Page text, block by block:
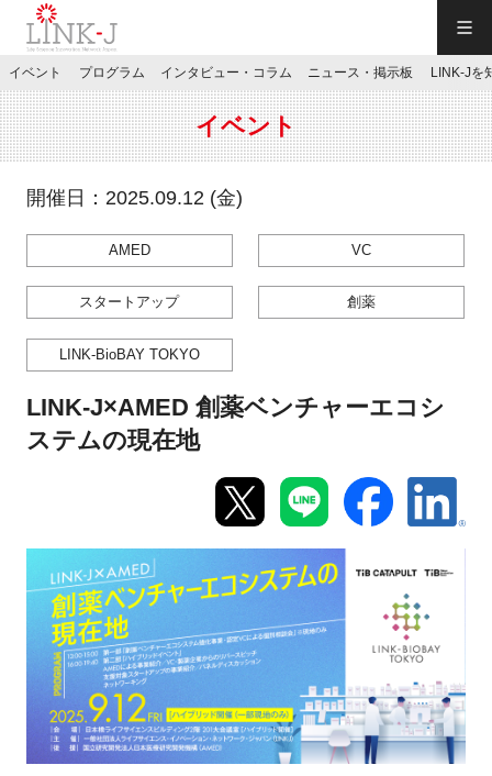
JP／EN
特別会員専用メニュー
お問い合わせ
イベント
プログラム
インタビュー・コラム
ニュース・掲示板
イベント プログラム インタビュー・コラム ニュース・掲示板 LINK-Jを
イベント
開催日：2025.09.12 (金)
AMED VC
スタートアップ 創薬
LINK-BioBAY TOKYO
LINK-J×AMED 創薬ベンチャーエコシ
ステムの現在地